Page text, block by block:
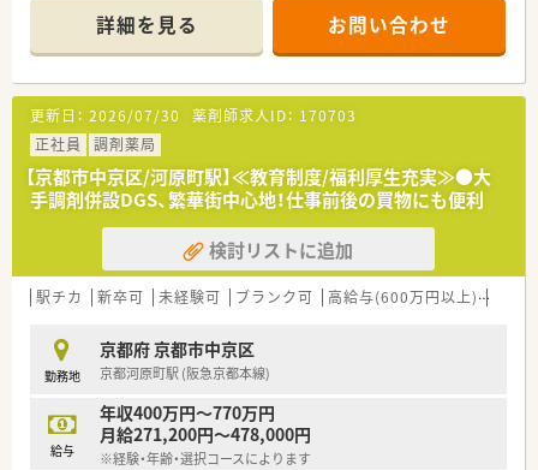
■研修制度は様々なプランがあり、集合研修だけでなく任意で受
講可能な研修も幅広く用意されています
■店舗で活躍する従業員、社外で活躍する従業員、将来経営幹部
となる従業員など、薬剤師として様々な活躍ができるフィールド
を用意されています
■総合薬剤師・調剤薬剤師（土日休み・19時までの勤務）どちらか
の働き方を選択できます
■調剤併設型だけでなく「医療モール・クリニック併設店舗」「敷
地内薬局」「訪問調剤特化型店舗」など様々な店舗を運営してい
ます
■在宅医療にも積極的取り組んでおり「訪問調剤特化型店舗」を
50店舗以上、無菌調剤室は業界最多の51店舗設置しています
■「プラチナくるみん認定企業」「健康経営優良法人2023（大規模
法人部門）認定」等を取得し一人ひとりが働きやすい環境が整備
■充実した研修制度、人事制度、評価制度、キャリア支援制度等
があるのも特徴です
詳細を見る お問い合わせ
更新日： 2026/07/30 薬剤師求人ID： 170703
正社員
調剤薬局
【京都市中京区/河原町駅】≪教育制度/福利厚生充実≫●大
手調剤併設DGS、繁華街中心地！仕事前後の買物にも便利
検討リストに追加
駅チカ 新卒可 未経験可 ブランク可 高給与(600万円以上)
勤務地
京都府 京都市中京区
京都河原町駅 (阪急京都本線)
給与
年収400万円～770万円
月給271,200円～478,000円
※経験・年齢・選択コースによります